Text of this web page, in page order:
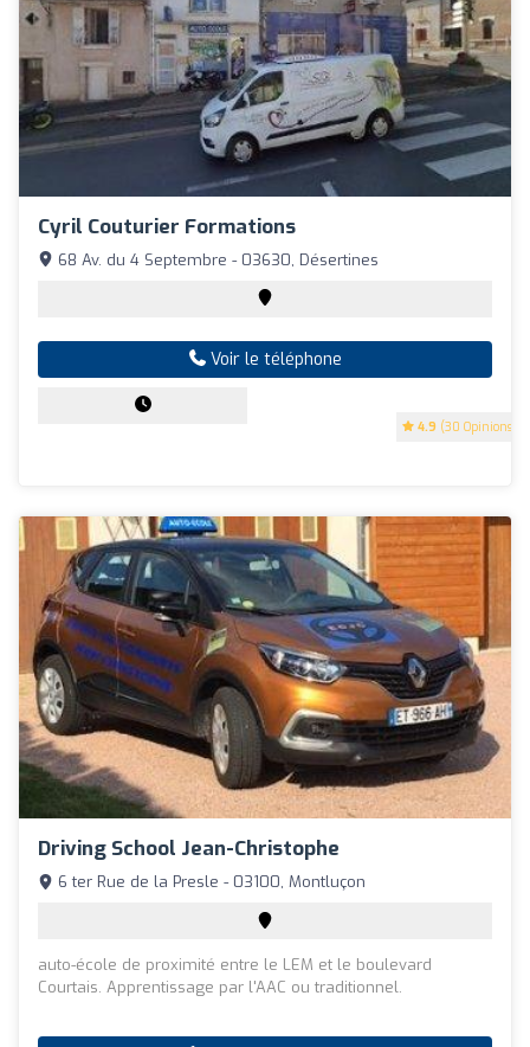
Cyril Couturier Formations
4.9 (30 Opinions)
68 Av. du 4 Septembre - 03630, Désertines
Voir le téléphone
Driving School Jean-Christophe
6 ter Rue de la Presle - 03100, Montluçon
auto-école de proximité entre le LEM et le boulevard
Courtais. Apprentissage par l'AAC ou traditionnel.